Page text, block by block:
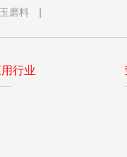
磨料 |
行业